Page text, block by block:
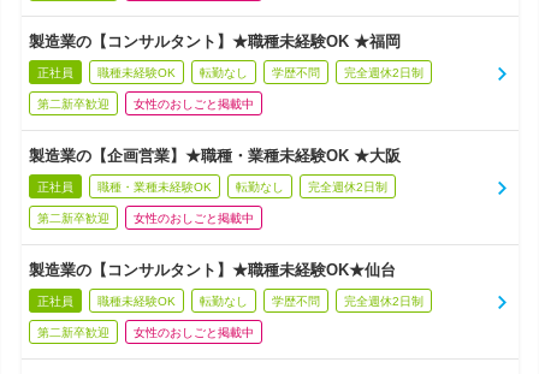
製造業の【コンサルタント】★職種未経験OK ★福岡
正社員 職種未経験OK 転勤なし 学歴不問 完全週休2日制
第二新卒歓迎 女性のおしごと掲載中
製造業の【企画営業】★職種・業種未経験OK ★大阪
正社員 職種・業種未経験OK 転勤なし 完全週休2日制
第二新卒歓迎 女性のおしごと掲載中
製造業の【コンサルタント】★職種未経験OK★仙台
正社員 職種未経験OK 転勤なし 学歴不問 完全週休2日制
第二新卒歓迎 女性のおしごと掲載中